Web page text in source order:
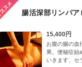
腸活深部リンパ
15,400円
お腹の腸の血
果。便秘症始
いきます、セ